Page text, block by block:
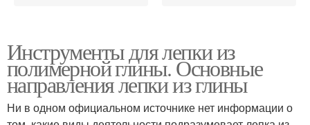
Инструменты для лепки из
полимерной глины. Основные
направления лепки из глины
Ни в одном официальном источнике нет информации о